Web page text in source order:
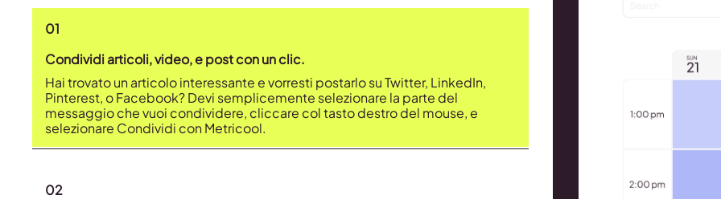
01
Condividi articoli, video, e post con un clic.
Hai trovato un articolo interessante e vorresti postarlo su Twitter, LinkedIn,
Pinterest, o Facebook? Devi semplicemente selezionare la parte del
messaggio che vuoi condividere, cliccare col tasto destro del mouse, e
selezionare Condividi con Metricool.
02